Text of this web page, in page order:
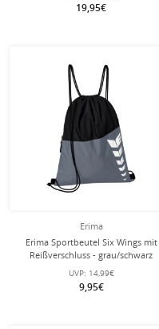
19,95€
Erima
Erima Sportbeutel Six Wings mit
Reißverschluss - grau/schwarz
UVP: 14,99€
9,95€